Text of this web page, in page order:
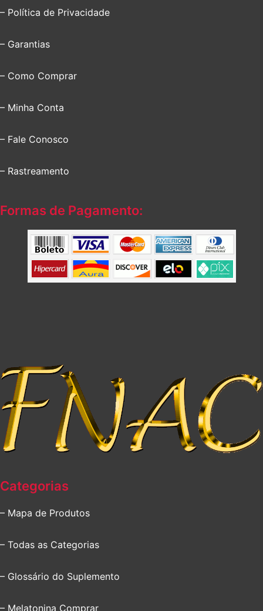
– Política de Privacidade
– Garantias
– Como Comprar
– Minha Conta
– Fale Conosco
– Rastreamento
Formas de Pagamento:
Categorias
– Mapa de Produtos
– Todas as Categorias
– Glossário do Suplemento
– Melatonina Comprar